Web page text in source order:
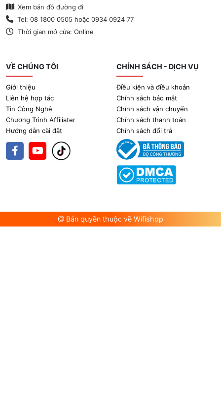
Xem bản đồ đường đi
Tel: 08 1800 0505 hoặc 0934 0924 77
Thời gian mở cửa: Online
VỀ CHÚNG TÔI
Giới thiệu
Liên hệ hợp tác
Tin Công Nghệ
Chương Trình Affiliater
Hướng dẫn cài đặt
CHÍNH SÁCH - DỊCH VỤ
Điều kiện và điều khoản
Chính sách bảo mật
Chính sách vận chuyển
Chính sách thanh toán
Chính sách đổi trả
@ Bản quyền thuộc về Wifishop